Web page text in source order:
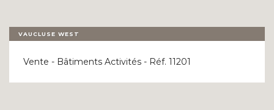
VAUCLUSE WEST
Vente - Bâtiments Activités - Réf. 11201